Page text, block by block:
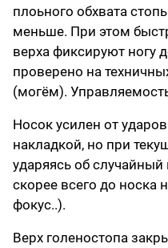
плоьного обхвата
меньше. При этом
верха фиксируют ногу
проверено на
(могём).
Носок усилен от
накладкой, но при
ударяясь об
скорее всего до носка
фокус..).
Верх голеностопа